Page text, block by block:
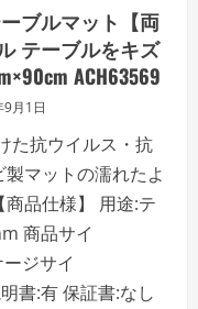
ブルマット【両
テーブルをキズ
ACH63569
月1日
た抗ウイルス・抗
マットの濡れたよ
品仕様】 用途:テ
商品サイ
ジサイ
書:有 保証書:なし